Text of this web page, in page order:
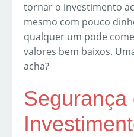
tornar o investimento
mesmo com pouco
qualquer um pode
valores bem baixos.
acha?
Segurança